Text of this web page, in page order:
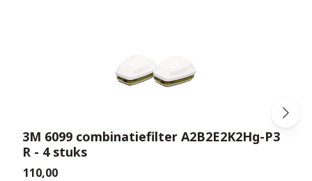
3M 6099 combinatiefilter A2B2E2K2Hg-P3
R - 4 stuks
€110,00